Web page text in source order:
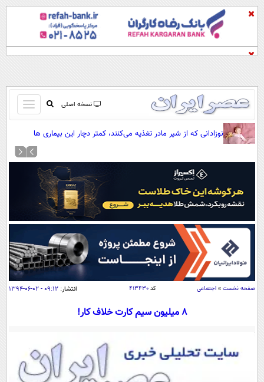
نسخه اصلی
باز
و
کردن
صفحه اول
آرشیو
نظرسنجی
آب و هوا
اوقات شرعی
سواد زندگی
اقتصاد
اقتصادی
جامعه
حوادث
بین الملل
نوزادانی که از شیر مادر تغذیه می‌کنند، کمتر دچار این بیماری ها
صفحه نخست » اجتماعی کد۴۱۳۴۳۰ انتشار: ۰۹:۱۲ - ۰۲-۰۶-۱۳۹۴
۸ میلیون سیم کارت خلاف کار!